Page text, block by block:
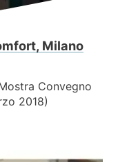
Milano
Convegno
2018)